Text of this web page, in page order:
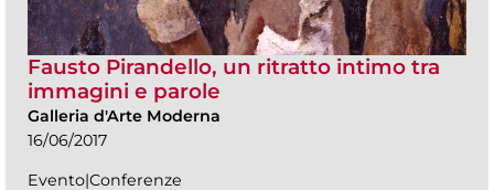
Fausto Pirandello, un ritratto intimo tra
immagini e parole
Galleria d'Arte Moderna
16/06/2017
Evento|Conferenze